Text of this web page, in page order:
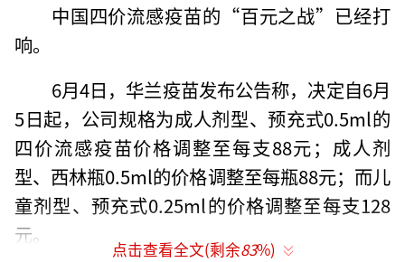
中国四价流感疫苗的“百元之战”已经打
响。
6月4日，华兰疫苗发布公告称，决定自6月
5日起，公司规格为成人剂型、预充式0.5ml的
四价流感疫苗价格调整至每支88元；成人剂
型、西林瓶0.5ml的价格调整至每瓶88元；而儿
童剂型、预充式0.25ml的价格调整至每支128
元。
点击查看全文(剩余83%)